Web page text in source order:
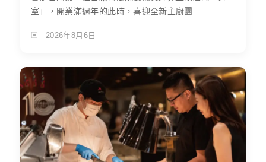
室」，開業滿週年的此時，喜迎全新主廚團...
2026年8月6日